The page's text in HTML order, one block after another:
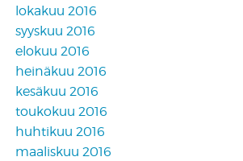
lokakuu 2016
syyskuu 2016
elokuu 2016
heinäkuu 2016
kesäkuu 2016
toukokuu 2016
huhtikuu 2016
maaliskuu 2016